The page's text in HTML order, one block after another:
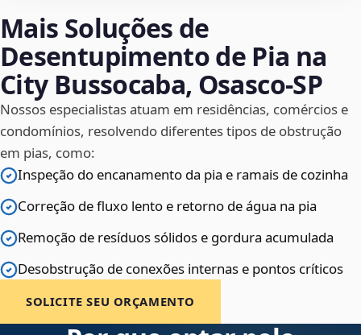
Mais Soluções de
Desentupimento de Pia na
City Bussocaba, Osasco‑SP
Nossos especialistas atuam em residências, comércios e
condomínios, resolvendo diferentes tipos de obstrução
em pias, como:
Inspeção do encanamento da pia e ramais de cozinha
Correção de fluxo lento e retorno de água na pia
Remoção de resíduos sólidos e gordura acumulada
Desobstrução de conexões internas e pontos críticos
SOLICITE SEU ORÇAMENTO